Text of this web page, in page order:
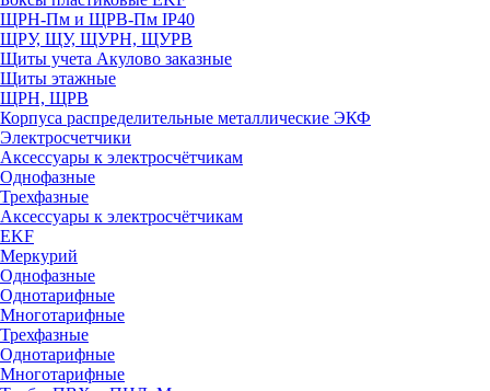
ЩРН-Пм и ЩРВ-Пм IP40
ЩРУ, ЩУ, ЩУРН, ЩУРВ
Щиты учета Акулово заказные
Щиты этажные
ЩРН, ЩРВ
Корпуса распределительные металлические ЭКФ
Электросчетчики
Аксессуары к электросчётчикам
Однофазные
Трехфазные
Аксессуары к электросчётчикам
EKF
Меркурий
Однофазные
Однотарифные
Многотарифные
Трехфазные
Однотарифные
Многотарифные